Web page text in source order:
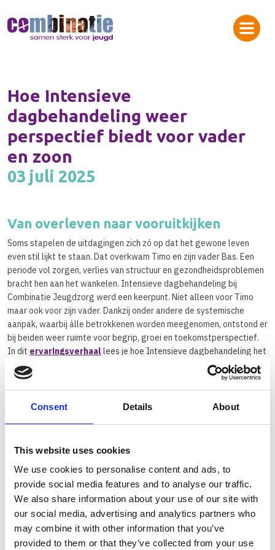
Consent Details About
This website uses cookies
We use cookies to personalise content and ads, to
provide social media features and to analyse our traffic.
We also share information about your use of our site with
our social media, advertising and analytics partners who
may combine it with other information that you’ve
provided to them or that they’ve collected from your use
Hoe Intensieve
dagbehandeling weer
perspectief biedt voor vader
en zoon
03 juli 2025
Van overleven naar vooruitkijken
Soms stapelen de uitdagingen zich zó op dat het gewone leven
even stil lijkt te staan. Dat overkwam Timo en zijn vader Bas. Een
periode vol zorgen, verlies van structuur en gezondheidsproblemen
bracht hen aan het wankelen. Intensieve dagbehandeling bij
Combinatie Jeugdzorg werd een keerpunt. Niet alleen voor Timo
maar ook voor zijn vader. Dankzij onder andere de systemische
aanpak, waarbij álle betrokkenen worden meegenomen, ontstond er
bij beiden weer ruimte voor begrip, groei en toekomstperspectief.
In dit ervaringsverhaallees je hoe Intensieve dagbehandeling het
verschil maakte – met kleine gebaren, echte aandacht en ruimte om
weer te groeien.
Intensieve dagbehandeling is er voor kinderen en jongeren die
vinden van een passend toekomstperspectief. Op twee locaties in
kinderen (jongere jeugd). Gezinnen worden actief betrokken bij de
behandeling. Door tijdig, flexibel en integraal hulp te bieden,
voorkomen we zwaardere zorg op latere leeftijd. Meer informatie
vind jein deze folder.